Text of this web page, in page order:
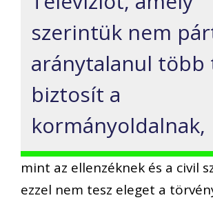
szerintük nem
aránytalanul több
biztosít a
kormányoldalnak,
mint az ellenzéknek és a civil
ezzel nem tesz eleget a